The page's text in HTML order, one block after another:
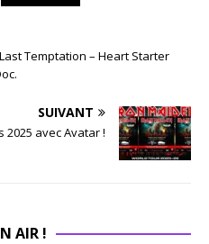
Temptation – Heart Starter
SUIVANT
2025 avec Avatar !
AIR !